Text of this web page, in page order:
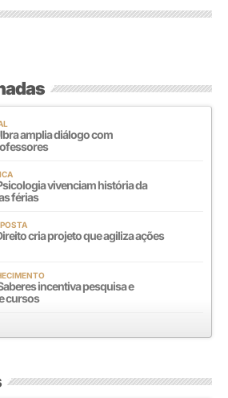
amplia diálogo com
vivenciam história da
férias
cria projeto que agiliza ações
incentiva pesquisa e
cursos